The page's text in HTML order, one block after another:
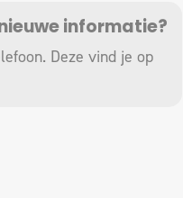
informatie?
Deze vind je op